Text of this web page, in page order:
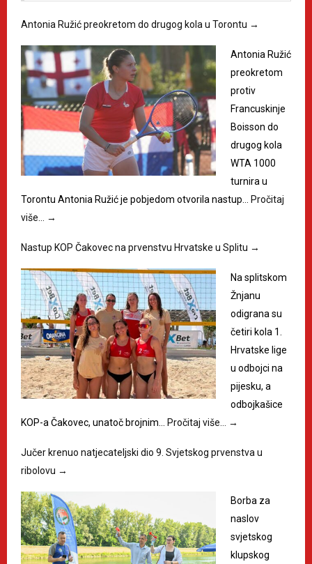
Antonia Ružić preokretom do drugog kola u Torontu →
Antonia Ružić
preokretom
protiv
Francuskinje
Boisson do
drugog kola
WTA 1000
turnira u
Torontu Antonia Ružić je pobjedom otvorila nastup… Pročitaj
više… →
Nastup KOP Čakovec na prvenstvu Hrvatske u Splitu →
Na splitskom
Žnjanu
odigrana su
četiri kola 1.
Hrvatske lige
u odbojci na
pijesku, a
odbojkašice
KOP-a Čakovec, unatoč brojnim… Pročitaj više… →
Jučer krenuo natjecateljski dio 9. Svjetskog prvenstva u
ribolovu →
Borba za
naslov
svjetskog
klupskog